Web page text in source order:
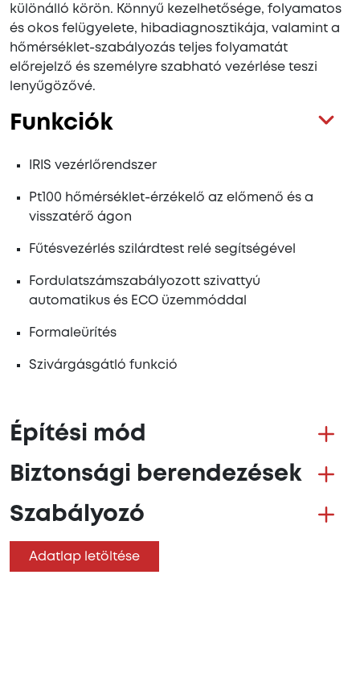
különálló körön. Könnyű kezelhetősége, folyamatos
és okos felügyelete, hibadiagnosztikája, valamint a
hőmérséklet-szabályozás teljes folyamatát
előrejelző és személyre szabható vezérlése teszi
lenyűgözővé.
Funkciók
IRIS vezérlőrendszer
Pt100 hőmérséklet-érzékelő az előmenő és a
visszatérő ágon
Fűtésvezérlés szilárdtest relé segítségével
Fordulatszámszabályozott szivattyú
automatikus és ECO üzemmóddal
Formaleürítés
Szivárgásgátló funkció
Építési mód
Biztonsági berendezések
Szabályozó
Adatlap letöltése